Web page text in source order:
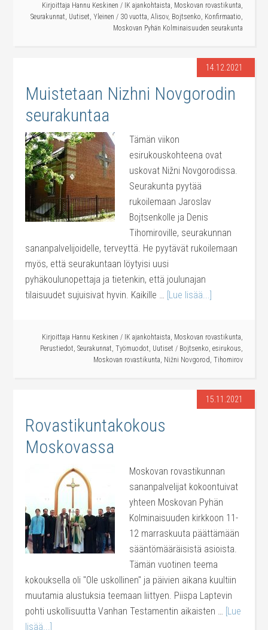
Kirjoittaja Hannu Keskinen / IK ajankohtaista, Moskovan rovastikunta,
Seurakunnat, Uutiset, Yleinen / 30 vuotta, Alisov, Bojtsenko, Konfirmaatio,
Moskovan Pyhän Kolminaisuuden seurakunta
14.12.2021
Muistetaan Nizhni Novgorodin
seurakuntaa
Tämän viikon
esirukouskohteena ovat
uskovat Nižni Novgorodissa.
Seurakunta pyytää
rukoilemaan Jaroslav
Bojtsenkolle ja Denis
Tihomiroville, seurakunnan
sananpalvelijoidelle, terveyttä. He pyytävät rukoilemaan
myös, että seurakuntaan löytyisi uusi
pyhäkoulunopettaja ja tietenkin, että joulunajan
tilaisuudet sujuisivat hyvin. Kaikille … [Lue lisää...]
Kirjoittaja Hannu Keskinen / IK ajankohtaista, Moskovan rovastikunta,
Perustiedot, Seurakunnat, Työmuodot, Uutiset / Bojtsenko, esirukous,
Moskovan rovastikunta, Nižni Novgorod, Tihomirov
15.11.2021
Rovastikuntakokous
Moskovassa
Moskovan rovastikunnan
sananpalvelijat kokoontuivat
yhteen Moskovan Pyhän
Kolminaisuuden kirkkoon 11-
12 marraskuuta päättämään
sääntömääräisistä asioista.
Tämän vuotinen teema
kokouksella oli "Ole uskollinen" ja päivien aikana kuultiin
muutamia alustuksia teemaan liittyen. Piispa Laptevin
pohti uskollisuutta Vanhan Testamentin aikaisten … [Lue
lisää...]